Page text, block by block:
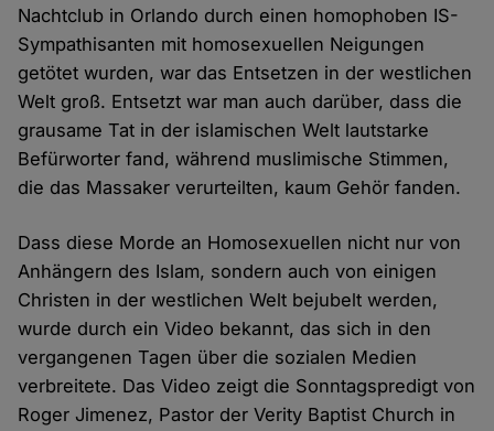
Nachtclub in Orlando durch einen homophoben IS-
Sympathisanten mit homosexuellen Neigungen
getötet wurden, war das Entsetzen in der westlichen
Welt groß. Entsetzt war man auch darüber, dass die
grausame Tat in der islamischen Welt lautstarke
Befürworter fand, während muslimische Stimmen,
die das Massaker verurteilten, kaum Gehör fanden.
Dass diese Morde an Homosexuellen nicht nur von
Anhängern des Islam, sondern auch von einigen
Christen in der westlichen Welt bejubelt werden,
wurde durch ein Video bekannt, das sich in den
vergangenen Tagen über die sozialen Medien
verbreitete. Das Video zeigt die Sonntagspredigt von
Roger Jimenez, Pastor der Verity Baptist Church in